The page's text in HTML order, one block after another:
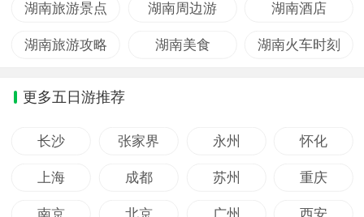
湖南旅游景点 湖南周边游 湖南酒店
湖南旅游攻略 湖南美食 湖南火车时刻
更多五日游推荐
长沙 张家界 永州 怀化
上海 成都 苏州 重庆
南京 北京 广州 西安